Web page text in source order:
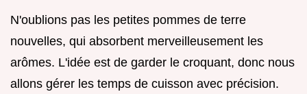
N'oublions pas les petites pommes de terre
nouvelles, qui absorbent merveilleusement les
arômes. L'idée est de garder le croquant, donc nous
allons gérer les temps de cuisson avec précision.